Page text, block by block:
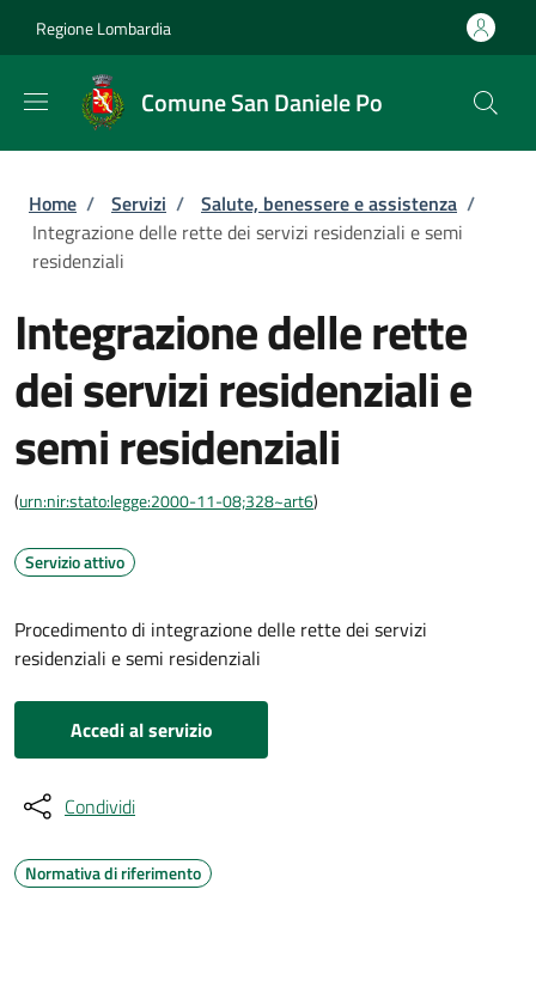
Regione Lombardia
Comune San Daniele Po
Briciole di pane
Home / Servizi / Salute, benessere e assistenza /
Integrazione delle rette dei servizi residenziali e semi
residenziali
Integrazione delle rette
dei servizi residenziali e
semi residenziali
(urn:nir:stato:legge:2000-11-08;328~art6)
Servizio attivo
Procedimento di integrazione delle rette dei servizi
residenziali e semi residenziali
Accedi al servizio
Condividi
Normativa di riferimento